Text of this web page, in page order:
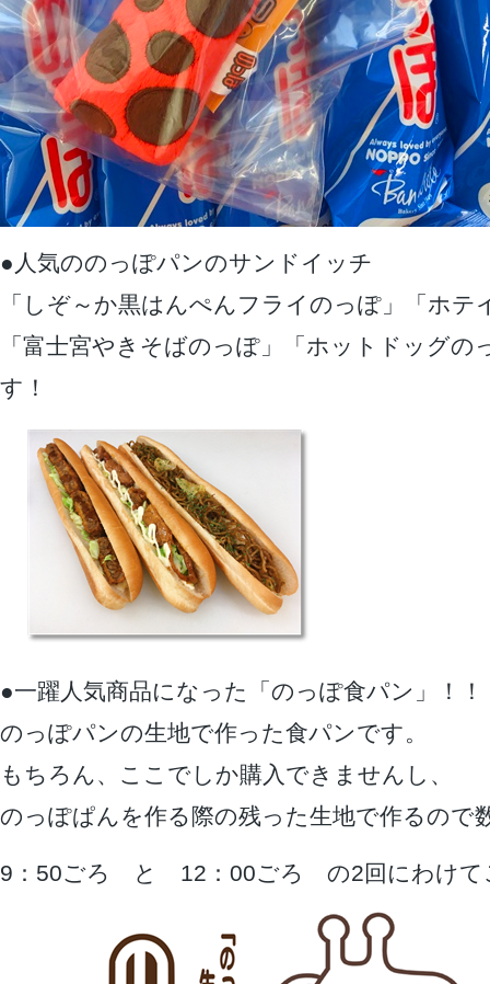
●人気ののっぽパンのサンドイッチ
「しぞ～か黒はんぺんフライのっぽ」「ホ
「富士宮やきそばのっぽ」「ホットドッグの
す！
●一躍人気商品になった「のっぽ食パン」！！
のっぽパンの生地で作った食パンです。
もちろん、ここでしか購入できませんし、
のっぽぱんを作る際の残った生地で作るので
9：50ごろ と 12：00ごろ の2回にわけて